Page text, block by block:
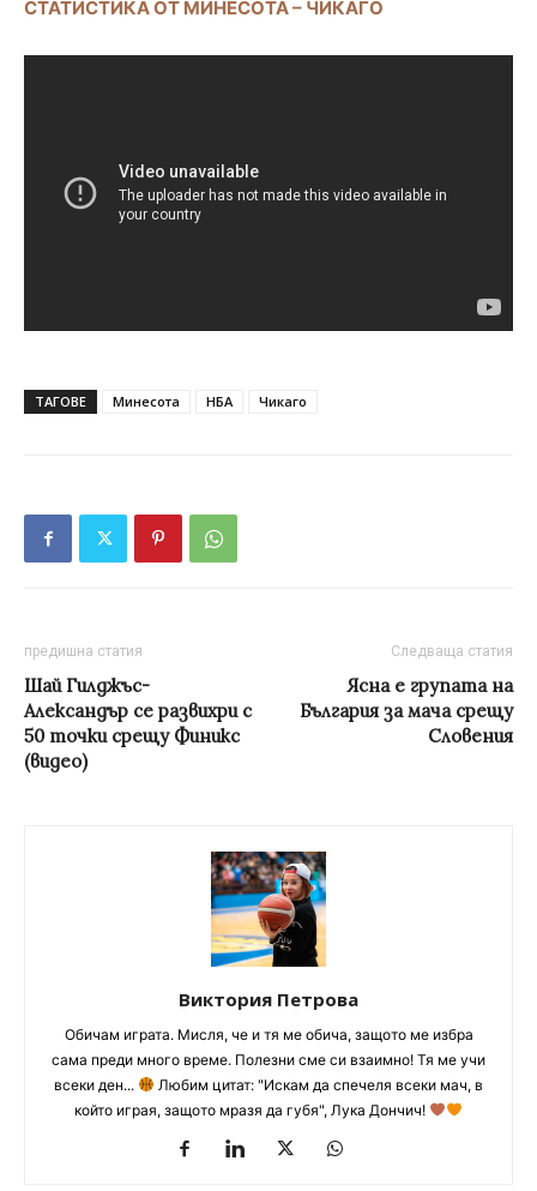
СТАТИСТИКА ОТ МИНЕСОТА – ЧИКАГО
ТАГОВЕ Минесота НБА Чикаго
предишна статия
Шай Гилджъс-
Александър се развихри с
50 точки срещу Финикс
(видео)
Следваща статия
Ясна е групата на
България за мача срещу
Словения
Виктория Петрова
Обичам играта. Мисля, че и тя ме обича, защото ме избра
сама преди много време. Полезни сме си взаимно! Тя ме учи
всеки ден...
Любим цитат: "Искам да спечеля всеки мач, в
който играя, защото мразя да губя", Лука Дончич!